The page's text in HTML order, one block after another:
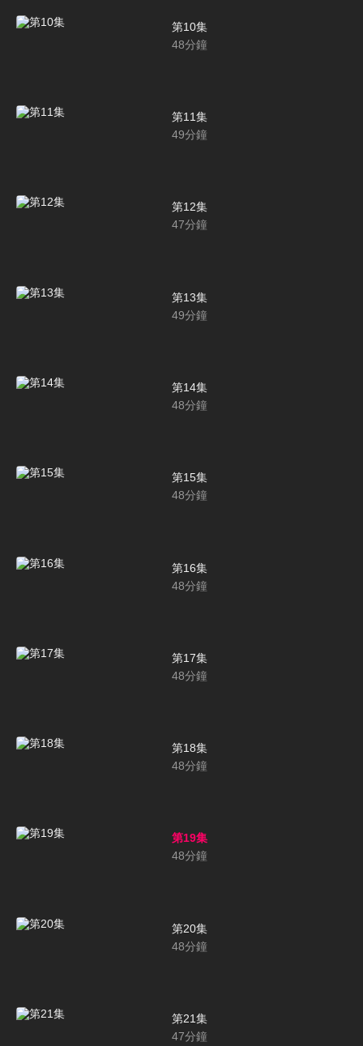
第10集
48分鐘
第11集
49分鐘
第12集
47分鐘
第13集
49分鐘
第14集
48分鐘
第15集
48分鐘
第16集
48分鐘
第17集
48分鐘
第18集
48分鐘
第19集
48分鐘
第20集
48分鐘
第21集
47分鐘